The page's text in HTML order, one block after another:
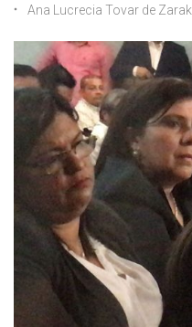
Ana Lucrecia Tovar de Zarak